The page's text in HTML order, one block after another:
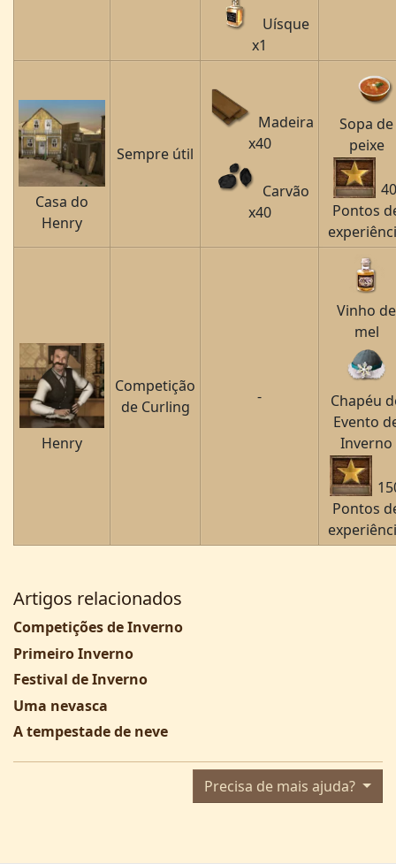
Uísque
x1
Casa do
Henry
Sempre útil
Madeira
x40
Carvão
x40
Sopa de
peixe
Pontos
Henry
Competição
de Curling
-
Vinho de
mel
Chapéu
Evento
Inverno
Pontos
Artigos relacionados
Competições de Inverno
Primeiro Inverno
Festival de Inverno
Uma nevasca
A tempestade de neve
Precisa de mais ajuda?